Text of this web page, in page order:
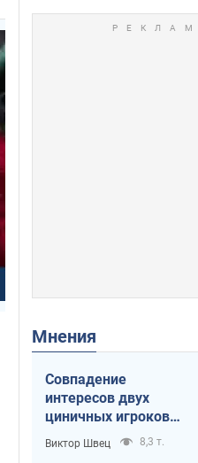
Мнения
Совпадение
интересов двух
циничных игроков
или тайный план
Трампа и Путина?
Виктор Швец 8,3 т.